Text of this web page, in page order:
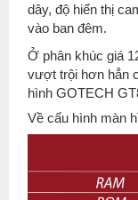
dây, độ hiển thị
vào ban đêm.
Ở phân khúc giá
vượt trội hơn hẳn
hình GOTECH
Về cấu hình màn